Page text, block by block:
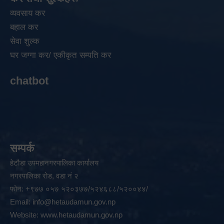
व्यवसाय कर
बहाल कर
सेवा शुल्क
घर जग्गा कर/ एकीकृत सम्पति कर
chatbot
सम्पर्क
हेटौडा उपमहानगरपालिका कार्यालय
नगरपालिका रोड, वडा नं २
फोन: +९७७ ०५७ ५२०३७७/५२४६८८/५२००४४/
Email: info@hetaudamun.gov.np
Website: www.hetaudamun.gov.np